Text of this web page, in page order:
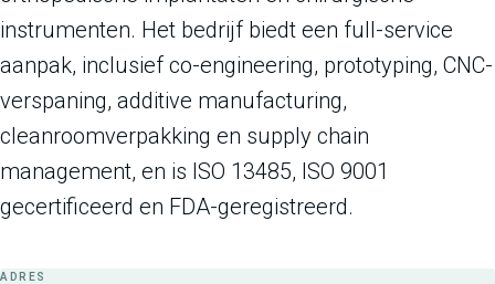
instrumenten. Het bedrijf biedt een full-service
aanpak, inclusief co-engineering, prototyping, CNC-
verspaning, additive manufacturing,
cleanroomverpakking en supply chain
management, en is ISO 13485, ISO 9001
gecertificeerd en FDA-geregistreerd.
ADRES